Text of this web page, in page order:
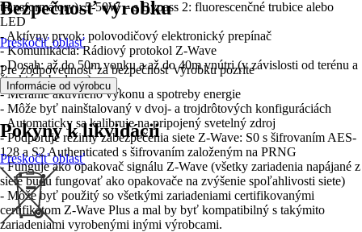
transformátory); 5-50W – s Bypass 2: fluorescenčné trubice alebo
LED
- Aktívny prvok: polovodičový elektronický prepínač
- Komunikácia: Rádiový protokol Z-Wave
- Dosah: až do 50m vonku a až do 40m vnútri (v závislosti od terénu a
štruktúry budovy)
- Meranie aktívneho výkonu a spotreby energie
- Môže byť nainštalovaný v dvoj- a trojdrôtových konfiguráciách
- Automaticky sa kalibruje na pripojený svetelný zdroj
- Podporuje režimy zabezpečenia siete Z-Wave: S0 s šifrovaním AES-
128 a S2 Authenticated s šifrovaním založeným na PRNG
- Funguje ako opakovač signálu Z-Wave (všetky zariadenia napájané z
siete budú fungovať ako opakovače na zvýšenie spoľahlivosti siete)
- Môže byť použitý so všetkými zariadeniami certifikovanými
certifikátom Z-Wave Plus a mal by byť kompatibilný s takýmito
zariadeniami vyrobenými inými výrobcami.
Bezpečnosť výrobku
Preskočiť oblasť
Pre zodpovednosť za bezpečnosť výrobku pozrite
Informácie od výrobcu .
Pokyny k likvidácii
Preskočiť oblasť